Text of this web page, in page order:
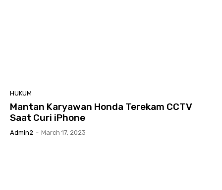
HUKUM
Mantan Karyawan Honda Terekam CCTV
Saat Curi iPhone
Admin2 - March 17, 2023